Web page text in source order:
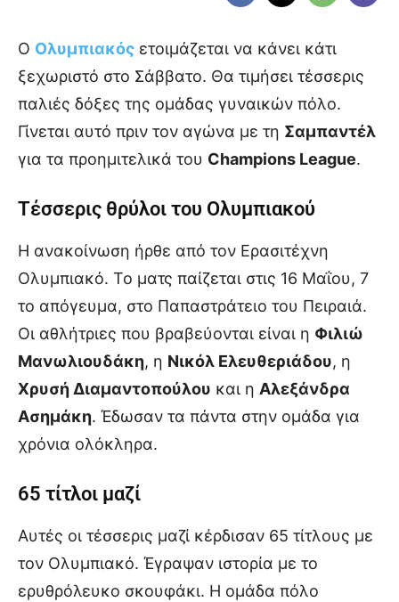
Ο Ολυμπιακός ετοιμάζεται να κάνει κάτι
ξεχωριστό στο Σάββατο. Θα τιμήσει τέσσερις
παλιές δόξες της ομάδας γυναικών πόλο.
Γίνεται αυτό πριν τον αγώνα με τη Σαμπαντέλ
για τα προημιτελικά του Champions League.
Τέσσερις θρύλοι του Ολυμπιακού
Η ανακοίνωση ήρθε από τον Ερασιτέχνη
Ολυμπιακό. Το ματς παίζεται στις 16 Μαΐου, 7
το απόγευμα, στο Παπαστράτειο του Πειραιά.
Οι αθλήτριες που βραβεύονται είναι η Φιλιώ
Μανωλιουδάκη, η Νικόλ Ελευθεριάδου, η
Χρυσή Διαμαντοπούλου και η Αλεξάνδρα
Ασημάκη. Έδωσαν τα πάντα στην ομάδα για
χρόνια ολόκληρα.
65 τίτλοι μαζί
Αυτές οι τέσσερις μαζί κέρδισαν 65 τίτλους με
τον Ολυμπιακό. Έγραψαν ιστορία με το
ερυθρόλευκο σκουφάκι. Η ομάδα πόλο